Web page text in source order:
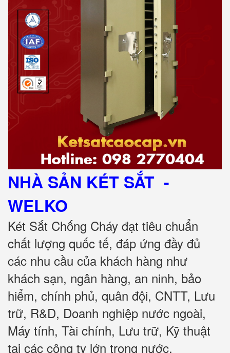
NHÀ SẢN KÉT SẮT -
WELKO
Két Sắt Chống Cháy đạt tiêu chuẩn
chất lượng quốc tế, đáp ứng đầy đủ
các nhu cầu của khách hàng như
khách sạn, ngân hàng, an ninh, bảo
hiểm, chính phủ, quân đội, CNTT, Lưu
trữ, R&D, Doanh nghiệp nước ngoài,
Máy tính, Tài chính, Lưu trữ, Kỹ thuật
tại các công ty lớn trong nước.